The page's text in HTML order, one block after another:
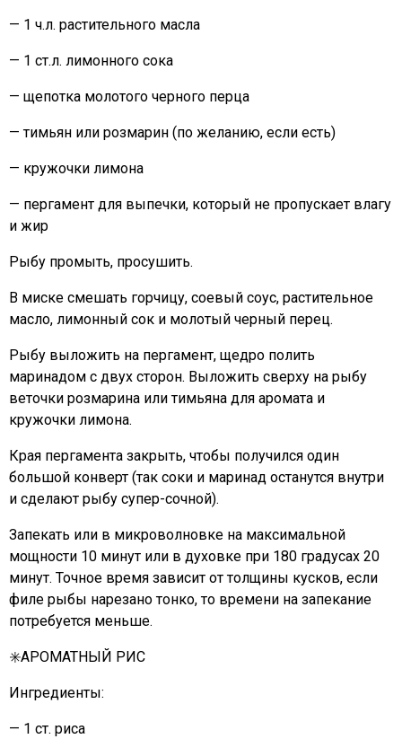
— 1 ч.л. растительного масла
— 1 ст.л. лимонного сока
— щепотка молотого черного перца
— тимьян или розмарин (по желанию, если есть)
— кружочки лимона
— пергамент для выпечки, который не пропускает влагу
и жир
Рыбу промыть, просушить.
В миске смешать горчицу, соевый соус, растительное
масло, лимонный сок и молотый черный перец.
Рыбу выложить на пергамент, щедро полить
маринадом с двух сторон. Выложить сверху на рыбу
веточки розмарина или тимьяна для аромата и
кружочки лимона.
Края пергамента закрыть, чтобы получился один
большой конверт (так соки и маринад останутся внутри
и сделают рыбу супер-сочной).
Запекать или в микроволновке на максимальной
мощности 10 минут или в духовке при 180 градусах 20
минут. Точное время зависит от толщины кусков, если
филе рыбы нарезано тонко, то времени на запекание
потребуется меньше.
✳️АРОМАТНЫЙ РИС
Ингредиенты:
— 1 ст. риса